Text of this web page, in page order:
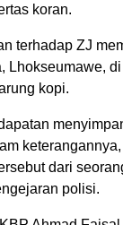
koran.
terhadap ZJ
Lhokseumawe,
kopi.
dari
polisi.